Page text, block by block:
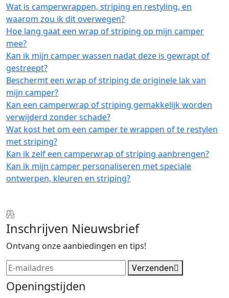
Wat is camperwrappen, striping en restyling, en
waarom zou ik dit overwegen?
Hoe lang gaat een wrap of striping op mijn camper
mee?
Kan ik mijn camper wassen nadat deze is gewrapt of
gestreept?
Beschermt een wrap of striping de originele lak van
mijn camper?
Kan een camperwrap of striping gemakkelijk worden
verwijderd zonder schade?
Wat kost het om een camper te wrappen of te restylen
met striping?
Kan ik zelf een camperwrap of striping aanbrengen?
Kan ik mijn camper personaliseren met speciale
ontwerpen, kleuren en striping?
Inschrijven Nieuwsbrief
Ontvang onze aanbiedingen en tips!
Verzenden
Openingstijden